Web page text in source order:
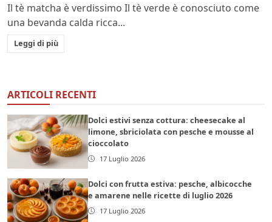
Il tè matcha è verdissimo Il tè verde è conosciuto come
una bevanda calda ricca...
Leggi di più
ARTICOLI RECENTI
Dolci estivi senza cottura: cheesecake al
limone, sbriciolata con pesche e mousse al
cioccolato
17 Luglio 2026
Dolci con frutta estiva: pesche, albicocche
e amarene nelle ricette di luglio 2026
17 Luglio 2026